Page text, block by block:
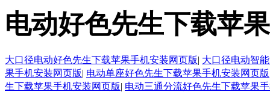
电动好色先生下载苹
大口径电动好色先生下载苹果手机安装网页版| 大口径电动智
果手机安装网页版| 电动单座好色先生下载苹果手机安装网页版
生下载苹果手机安装网页版| 电动三通分流好色先生下载苹果